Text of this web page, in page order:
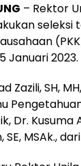
– Rektor
Januari 2023.
SH,
Dr. Kusuma
MSAk.,